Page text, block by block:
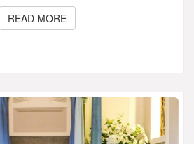
READ MOREREAD MORE